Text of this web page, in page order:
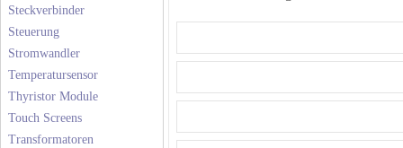
Steckverbinder
Steuerung
Stromwandler
Temperatursensor
Thyristor Module
Touch Screens
Transformatoren